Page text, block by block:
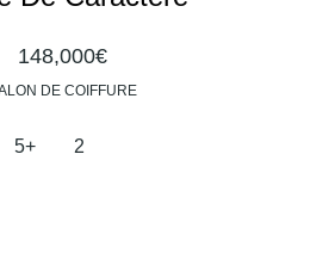
148,000€
DE COIFFURE
5+ 2